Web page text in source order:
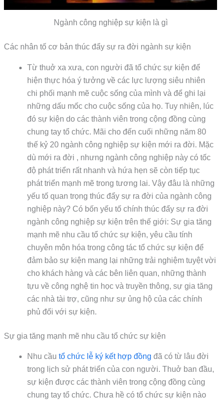
Ngành công nghiệp sự kiện là gì
Các nhân tố cơ bản thúc đẩy sự ra đời ngành sự kiện
Từ thuở xa xưa, con người đã tổ chức sự kiện để
hiện thực hóa ý tưởng về các lực lượng siêu nhiên
chi phối mạnh mẽ cuộc sống của mình và để ghi lại
những dấu mốc cho cuộc sống của họ. Tuy nhiên, lúc
đó sự kiện do các thành viên trong cộng đồng cùng
chung tay tổ chức. Mãi cho đến cuối những năm 80
thế kỷ 20 ngành công nghiệp sự kiện mới ra đời. Mặc
dù mới ra đời , nhưng ngành công nghiệp này có tốc
độ phát triển rất nhanh và hứa hẹn sẽ còn tiếp tục
phát triển mạnh mẽ trong tương lai. Vậy đâu là những
yếu tố quan trọng thúc đẩy sự ra đời của ngành công
nghiệp này? Có bốn yếu tố chính thúc đẩy sự ra đời
ngành công nghiệp sự kiện trên thế giới: Sự gia tăng
mạnh mẽ nhu cầu tổ chức sự kiện, yêu cầu tính
chuyên môn hóa trong công tác tổ chức sự kiện để
đảm bảo sự kiện mang lại những trải nghiệm tuyệt vời
cho khách hàng và các bên liên quan, những thành
tựu về công nghệ tin học và truyền thông, sự gia tăng
các nhà tài trợ, cũng như sự ủng hộ của các chính
phủ đối với sự kiện.
Sự gia tăng mạnh mẽ nhu cầu tổ chức sự kiện
Nhu cầu tổ chức lễ ký kết hợp đồng đã có từ lâu đời
trong lịch sử phát triển của con người. Thuở ban đầu,
sự kiện được các thành viên trong cộng đồng cùng
chung tay tổ chức. Chưa hề có tổ chức sự kiện nào